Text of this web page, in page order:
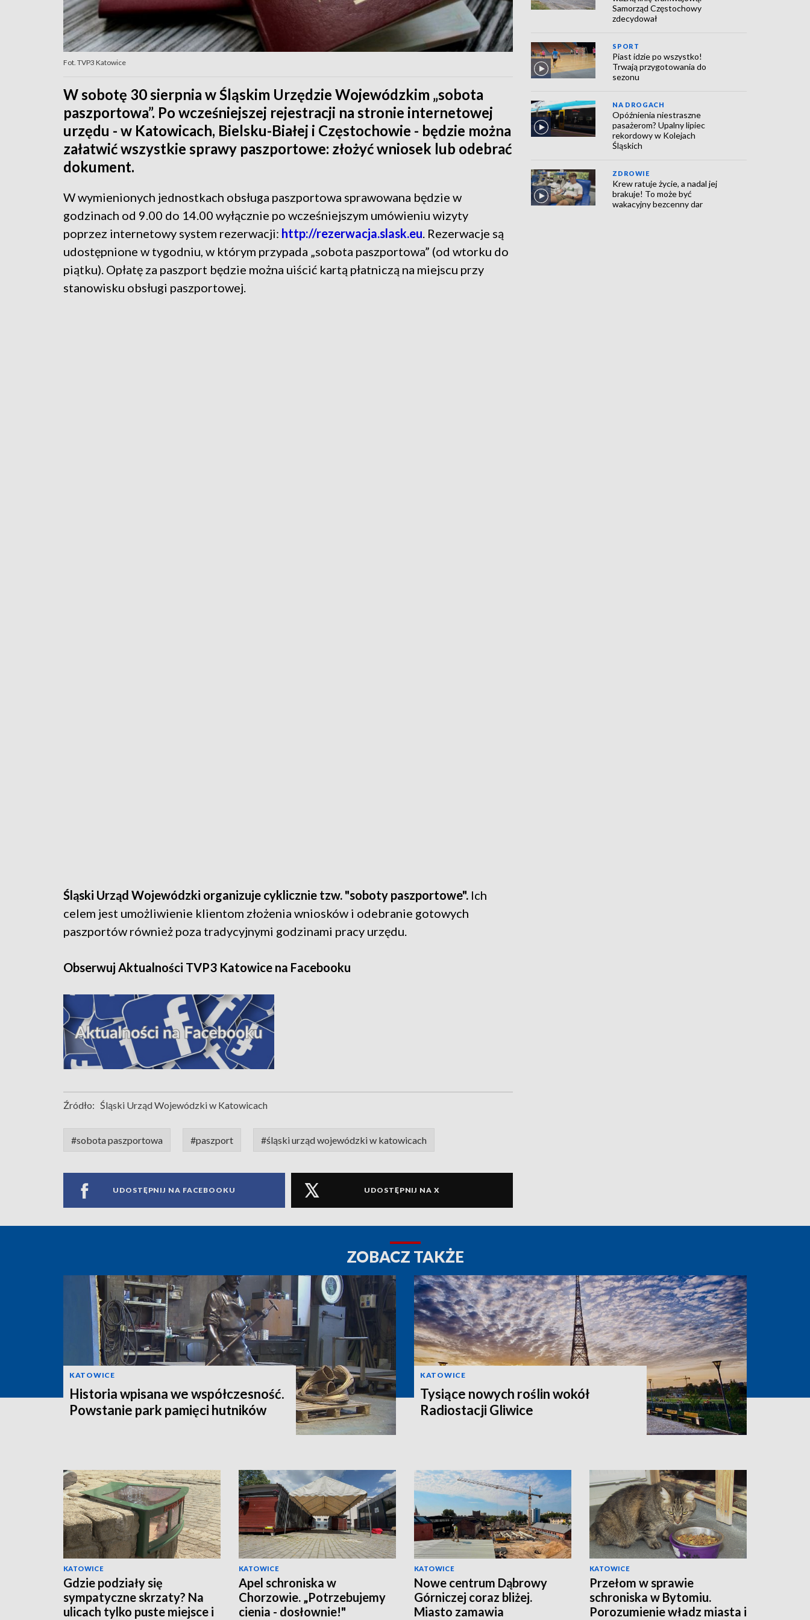
Fot. TVP3 Katowice
W sobotę 30 sierpnia w Śląskim Urzędzie Wojewódzkim „sobota
paszportowa”. Po wcześniejszej rejestracji na stronie internetowej
urzędu - w Katowicach, Bielsku-Białej i Częstochowie - będzie można
załatwić wszystkie sprawy paszportowe: złożyć wniosek lub odebrać
dokument.
W wymienionych jednostkach obsługa paszportowa sprawowana będzie w
godzinach od 9.00 do 14.00 wyłącznie po wcześniejszym umówieniu wizyty
poprzez internetowy system rezerwacji: http://rezerwacja.slask.eu. Rezerwacje są
udostępnione w tygodniu, w którym przypada „sobota paszportowa” (od wtorku do
piątku). Opłatę za paszport będzie można uiścić kartą płatniczą na miejscu przy
stanowisku obsługi paszportowej.
Śląski Urząd Wojewódzki organizuje cyklicznie tzw. "soboty paszportowe". Ich
celem jest umożliwienie klientom złożenia wniosków i odebranie gotowych
paszportów również poza tradycyjnymi godzinami pracy urzędu.
Obserwuj Aktualności TVP3 Katowice na Facebooku
Źródło: Śląski Urząd Wojewódzki w Katowicach
#sobota paszportowa #paszport #śląski urząd wojewódzki w katowicach
UDOSTĘPNIJ NA FACEBOOKU UDOSTĘPNIJ NA X
Samorząd Częstochowy
zdecydował
SPORT
Piast idzie po wszystko!
Trwają przygotowania do
sezonu
NA DROGACH
Opóźnienia niestraszne
pasażerom? Upalny lipiec
rekordowy w Kolejach
Śląskich
ZDROWIE
Krew ratuje życie, a nadal jej
brakuje! To może być
wakacyjny bezcenny dar
ZOBACZ TAKŻE
KATOWICE
Historia wpisana we współczesność.
Powstanie park pamięci hutników
KATOWICE
Tysiące nowych roślin wokół
Radiostacji Gliwice
KATOWICE
Gdzie podziały się
sympatyczne skrzaty? Na
ulicach tylko puste miejsce i
KATOWICE
Apel schroniska w
Chorzowie. „Potrzebujemy
cienia - dosłownie!"
KATOWICE
Nowe centrum Dąbrowy
Górniczej coraz bliżej.
Miasto zamawia
KATOWICE
Przełom w sprawie
schroniska w Bytomiu.
Porozumienie władz miasta i